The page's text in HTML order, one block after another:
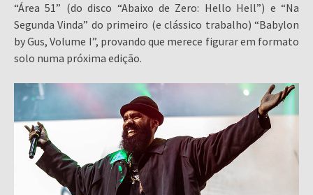
“Área 51” (do disco “Abaixo de Zero: Hello Hell”) e “Na
Segunda Vinda” do primeiro (e clássico trabalho) “Babylon
by Gus, Volume I”, provando que merece figurar em formato
solo numa próxima edição.